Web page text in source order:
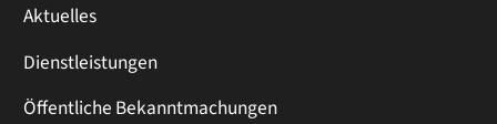
Aktuelles
Dienstleistungen
Öffentliche Bekanntmachungen